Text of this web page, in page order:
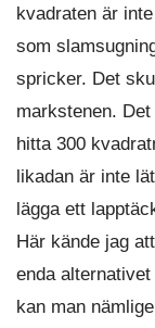
kvadraten är
som
spricker. Det
markstenen.
hitta 300
likadan är inte
lägga ett
Här kände jag
enda
kan man